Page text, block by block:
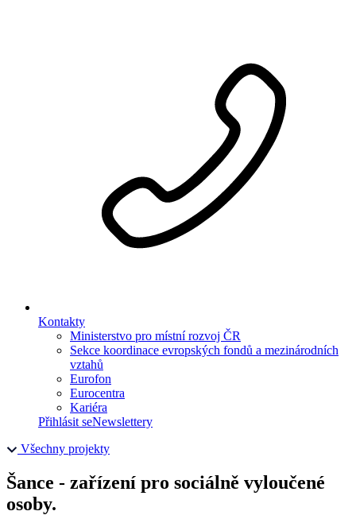
Kontakty
Ministerstvo pro místní rozvoj ČR
Sekce koordinace evropských fondů a mezinárodních
vztahů
Eurofon
Eurocentra
Kariéra
Přihlásit seNewslettery
Všechny projekty
Šance - zařízení pro sociálně vyloučené
osoby.